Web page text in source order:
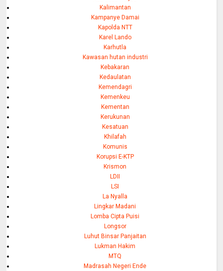
Kalimantan
Kampanye Damai
Kapolda NTT
Karel Lando
Karhutla
Kawasan hutan industri
Kebakaran
Kedaulatan
Kemendagri
Kemenkeu
Kementan
Kerukunan
Kesatuan
Khilafah
Komunis
Korupsi E-KTP
Krismon
LDII
LSI
La Nyalla
Lingkar Madani
Lomba Cipta Puisi
Longsor
Luhut Binsar Panjaitan
Lukman Hakim
MTQ
Madrasah Negeri Ende